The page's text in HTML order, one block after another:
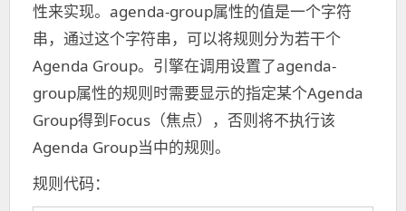
性来实现。agenda-group属性的值是一个字符
串，通过这个字符串，可以将规则分为若干个
Agenda Group。引擎在调用设置了agenda-
group属性的规则时需要显示的指定某个Agenda
Group得到Focus（焦点），否则将不执行该
Agenda Group当中的规则。
规则代码：